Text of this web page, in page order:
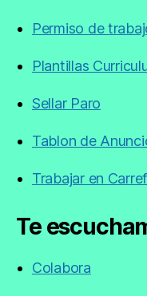
Permiso de
Plantillas
Sellar Paro
Tablon de
Trabajar en
Te
Colabora